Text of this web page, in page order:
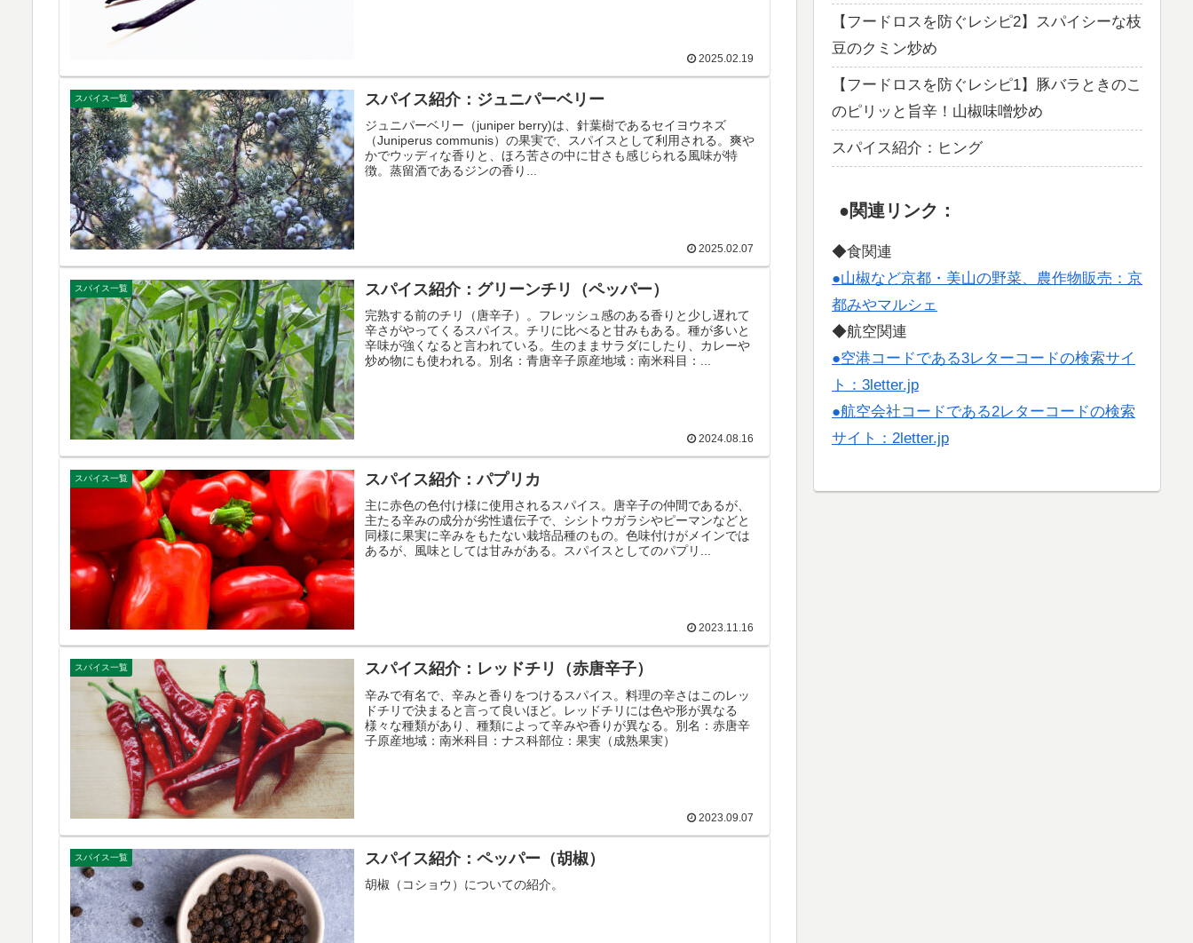
2025.02.19
スパイス一覧 スパイス紹介：ジュニパーベリー
ジュニパーベリー（juniper berry)は、針葉樹であるセイヨウネズ
（Juniperus communis）の果実で、スパイスとして利用される。爽や
かでウッディな香りと、ほろ苦さの中に甘さも感じられる風味が特
徴。蒸留酒であるジンの香り...
2025.02.07
スパイス一覧 スパイス紹介：グリーンチリ（ペッパー）
完熟する前のチリ（唐辛子）。フレッシュ感のある香りと少し遅れて
辛さがやってくるスパイス。チリに比べると甘みもある。種が多いと
辛味が強くなると言われている。生のままサラダにしたり、カレーや
炒め物にも使われる。別名：青唐辛子原産地域：南米科目：...
2024.08.16
スパイス一覧 スパイス紹介：パプリカ
主に赤色の色付け様に使用されるスパイス。唐辛子の仲間であるが、
主たる辛みの成分が劣性遺伝子で、シシトウガラシやピーマンなどと
同様に果実に辛みをもたない栽培品種のもの。色味付けがメインでは
あるが、風味としては甘みがある。スパイスとしてのパプリ...
2023.11.16
スパイス一覧 スパイス紹介：レッドチリ（赤唐辛子）
辛みで有名で、辛みと香りをつけるスパイス。料理の辛さはこのレッ
ドチリで決まると言って良いほど。レッドチリには色や形が異なる
様々な種類があり、種類によって辛みや香りが異なる。別名：赤唐辛
子原産地域：南米科目：ナス科部位：果実（成熟果実）
2023.09.07
スパイス一覧 スパイス紹介：ペッパー（胡椒）
胡椒（コショウ）についての紹介。
【フードロスを防ぐレシピ2】スパイシーな枝
豆のクミン炒め
【フードロスを防ぐレシピ1】豚バラときのこ
のピリッと旨辛！山椒味噌炒め
スパイス紹介：ヒング
●関連リンク：
◆食関連
●山椒など京都・美山の野菜、農作物販売：京
都みやマルシェ
◆航空関連
●空港コードである3レターコードの検索サイ
ト：3letter.jp
●航空会社コードである2レターコードの検索
サイト：2letter.jp